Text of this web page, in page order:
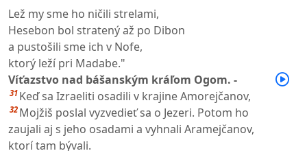
Lež my sme ho ničili strelami,
Hesebon bol stratený až po Dibon
a pustošili sme ich v Nofe,
ktorý leží pri Madabe."
Víťazstvo nad bášanským kráľom Ogom. -
31 Keď sa Izraeliti osadili v krajine Amorejčanov,
32 Mojžiš poslal vyzvedieť sa o Jezeri. Potom ho
zaujali aj s jeho osadami a vyhnali Aramejčanov,
ktorí tam bývali.